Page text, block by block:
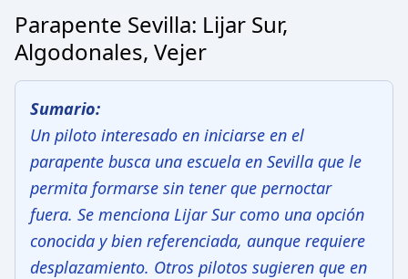
Parapente Sevilla: Lijar Sur,
Algodonales, Vejer
Sumario:
Un piloto interesado en iniciarse en el
parapente busca una escuela en Sevilla que le
permita formarse sin tener que pernoctar
fuera. Se menciona Lijar Sur como una opción
conocida y bien referenciada, aunque requiere
desplazamiento. Otros pilotos sugieren que en